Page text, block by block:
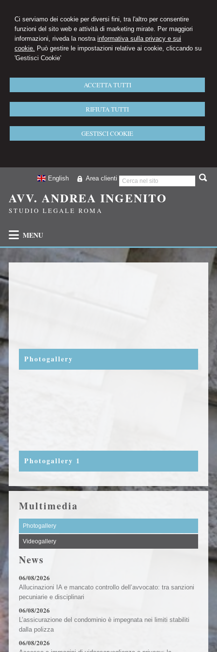
Ci serviamo dei cookie per diversi fini, tra l'altro per consentire
funzioni del sito web e attività di marketing mirate. Per maggiori
informazioni, riveda la nostra informativa sulla privacy e sui
cookie. Può gestire le impostazioni relative ai cookie, cliccando su
'Gestisci Cookie'
ACCETTA TUTTI
RIFIUTA TUTTI
GESTISCI COOKIE
Area clienti
English
AVV. ANDREA INGENITO
STUDIO LEGALE ROMA
MENU
Photogallery
Photogallery 1
Multimedia
Photogallery
Videogallery
News
06/08/2026
Allucinazioni IA e mancato controllo dell’avvocato: tra sanzioni
pecuniarie e disciplinari
06/08/2026
L’assicurazione del condominio è impegnata nei limiti stabiliti
dalla polizza
06/08/2026